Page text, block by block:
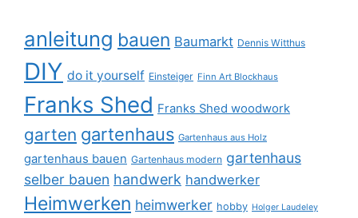
anleitung bauen Baumarkt Dennis Witthus
DIY do it yourself Einsteiger Finn Art Blockhaus
Franks Shed Franks Shed woodwork
garten gartenhaus Gartenhaus aus Holz
gartenhaus bauen Gartenhaus modern gartenhaus
selber bauen handwerk handwerker
Heimwerken heimwerker hobby Holger Laudeley